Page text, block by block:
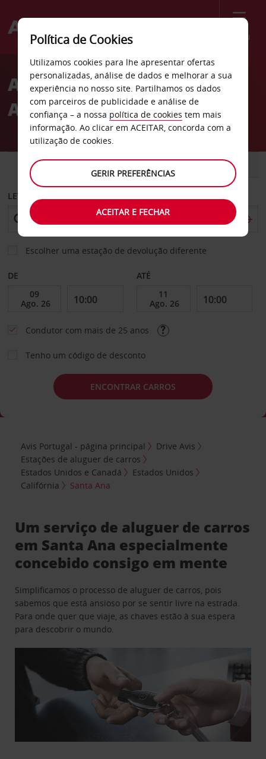
Menu
Welcome
AvisAluguer de carros Santa
Ana
CARRO COMERCIAIS
LEVANTAR EM
Escolher uma estação de devolução diferente
DE ATÉ
Condutor com mais de 25 anos
Tenho um código de desconto
ENCONTRAR CARROS
Avis Portugal - página principal
Drive Avis
Estações de aluguer de carros
Estados Unidos e Canadá
Estados Unidos
Califórnia
Santa Ana
Um serviço de aluguer de carros
em Santa Ana especialmente
concebido consigo em mente
Simplificamos o processo de aluguer de carros, pois
sabemos que está ansioso por se sentir livre na estrada.
Para onde quer que viaje, as chaves estão à sua espera
para descobrir o mundo.
Política de Cookies
Utilizamos cookies para lhe apresentar ofertas
personalizadas, análise de dados e melhorar a sua
experiência no nosso site. Partilhamos os dados
com parceiros de publicidade e análise de
confiança – a nossa política de cookies tem mais
informação. Ao clicar em ACEITAR, concorda com a
utilização de cookies.
GERIR PREFERÊNCIAS
ACEITAR E FECHAR